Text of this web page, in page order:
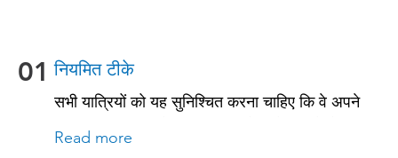
01 नियमित टीके
सभी यात्रियों को यह सुनिश्चित करना चाहिए कि वे अपने
नियमित टीकाकरण के साथ अप-टू-डेट रहें। इनमें से कुछ
Read more